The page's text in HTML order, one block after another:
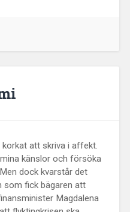
att skriva i affekt.
känslor och försöka
dock kvarstår det
som fick bägaren att
Magdalena